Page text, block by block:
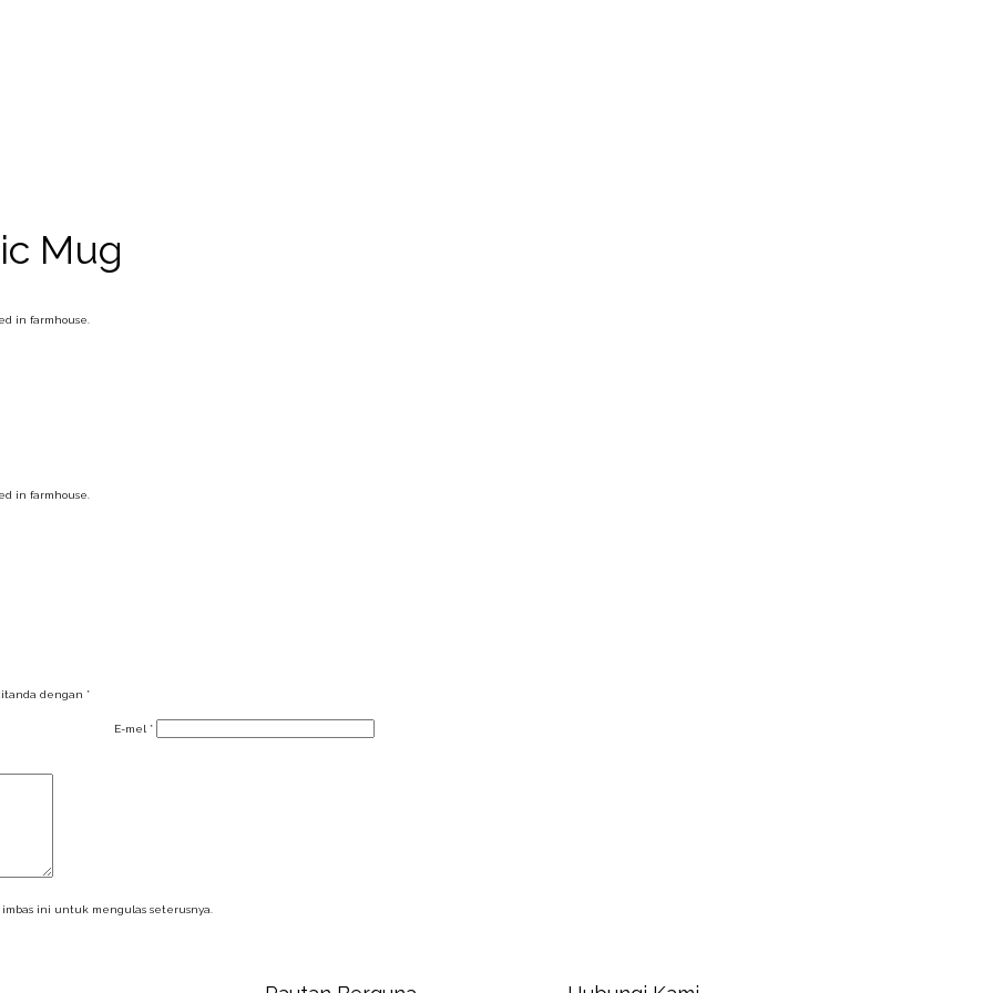
Mug
in farmhouse.
in farmhouse.
dengan *
E-mel *
ini untuk mengulas seterusnya.